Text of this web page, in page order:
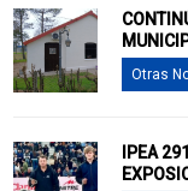
Otras
IPEA